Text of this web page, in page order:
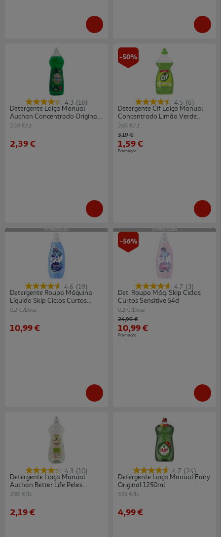
4.3 (18)
Detergente Loiça Manual
Auchan Concentrado Original
1l
2.39 €/Lt
2,39 €
-50%
4.5 (6)
Detergente Cif Loiça Manual
Concentrado Limão Verde
600ml
2.65 €/Lt
Price reduced from
3,19 €to
1,59 €
Promoção
PATROCINADO
4.6 (19)
Detergente Roupa Máquina
Líquido Skip Ciclos Curtos
Antiodor 54d
0.2 €/Dose
10,99 €
PATROCINADO
-56%
4.7 (3)
Det. Roupa Máq. Skip Ciclos
Curtos Sensitive 54d
0.2 €/Dose
Price reduced from
24,99 €to
10,99 €
Promoção
4.3 (10)
Detergente Loiça Manual
Auchan Better Life Peles
Sensíveis Biberões E Tetinas
2.92 €/Lt
2,19 €
4.7 (24)
Detergente Loiça Manual Fairy
Original 1250ml
3.99 €/Lt
4,99 €